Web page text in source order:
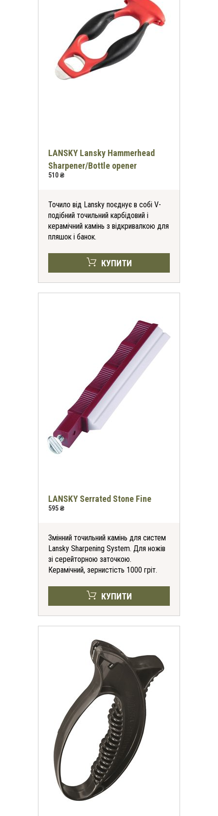
LANSKY Lansky Hammerhead
Sharpener/Bottle opener
510 ₴
Точило від Lansky поєднує в собі V-
подібний точильний карбідовий і
керамічний камінь з відкривалкою для
пляшок і банок.
КУПИТИ
LANSKY Serrated Stone Fine
595 ₴
Змінний точильний камінь для систем
Lansky Sharpening System. Для ножів
зі серейторною заточкою.
Керамічний, зернистість 1000 гріт.
КУПИТИ